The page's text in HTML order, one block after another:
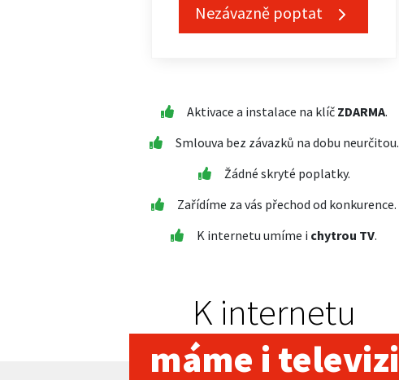
Nezávazně poptat
Aktivace a instalace na klíč ZDARMA.
Smlouva bez závazků na dobu neurčitou.
Žádné skryté poplatky.
Zařídíme za vás přechod od konkurence.
K internetu umíme i chytrou TV.
K internetu
máme i televizi